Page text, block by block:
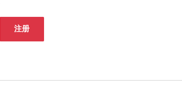
注册